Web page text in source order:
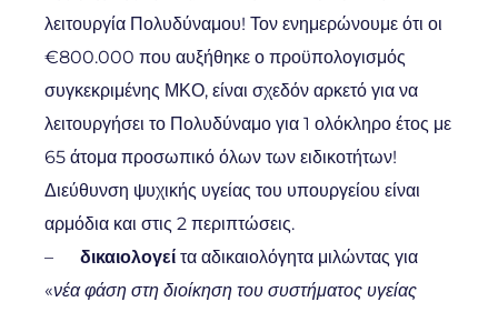
λειτουργία Πολυδύναμου! Τον ενημερώνουμε ότι οι
€800.000 που αυξήθηκε ο προϋπολογισμός
συγκεκριμένης ΜΚΟ, είναι σχεδόν αρκετό για να
λειτουργήσει το Πολυδύναμο για 1 ολόκληρο έτος με
65 άτομα προσωπικό όλων των ειδικοτήτων!
Διεύθυνση ψυχικής υγείας του υπουργείου είναι
αρμόδια και στις 2 περιπτώσεις.
– δικαιολογεί τα αδικαιολόγητα μιλώντας για
«νέα φάση στη διοίκηση του συστήματος υγείας